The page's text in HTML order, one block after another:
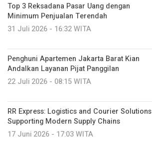
Top 3 Reksadana Pasar Uang dengan
Minimum Penjualan Terendah
31 Juli 2026 - 16:32 WITA
Penghuni Apartemen Jakarta Barat Kian
Andalkan Layanan Pijat Panggilan
22 Juli 2026 - 08:15 WITA
RR Express: Logistics and Courier Solutions
Supporting Modern Supply Chains
17 Juni 2026 - 17:03 WITA